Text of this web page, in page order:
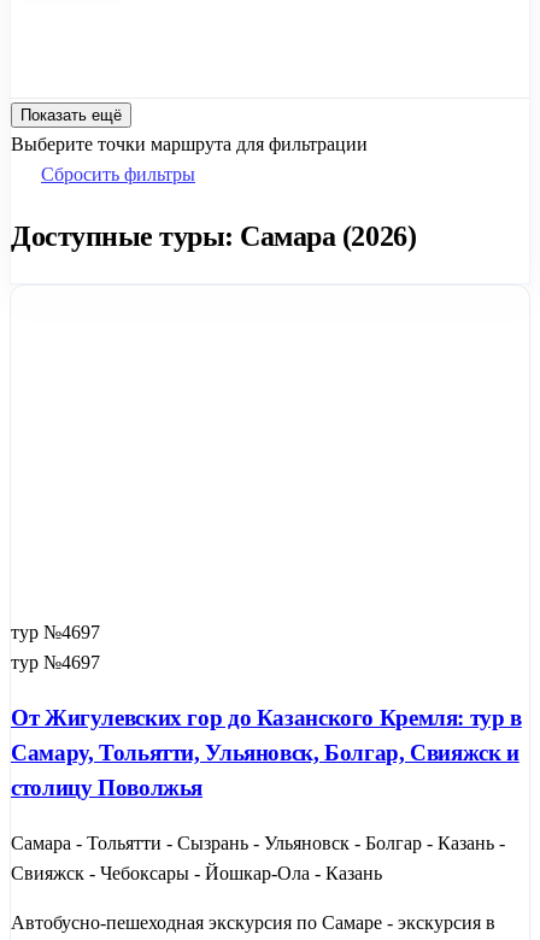
Показать ещё
Выберите точки маршрута для фильтрации
Сбросить фильтры
Доступные туры: Самара (2026)
тур №4697
тур №4697
От Жигулевских гор до Казанского Кремля: тур в
Самару, Тольятти, Ульяновск, Болгар, Свияжск и
столицу Поволжья
Самара - Тольятти - Сызрань - Ульяновск - Болгар - Казань -
Свияжск - Чебоксары - Йошкар-Ола - Казань
Автобусно-пешеходная экскурсия по Самаре - экскурсия в